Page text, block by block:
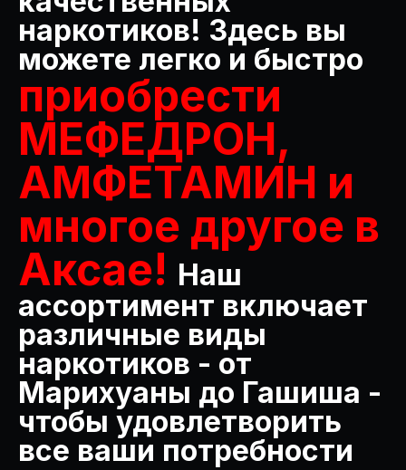
наркотиков! Здесь вы
можете легко и быстро
приобрести
МЕФЕДРОН,
АМФЕТАМИН и
многое другое в
Аксае! Наш
ассортимент включает
различные виды
наркотиков - от
Марихуаны до Гашиша -
чтобы удовлетворить
все ваши потребности